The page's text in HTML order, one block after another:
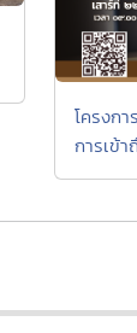
โครงก
การเข้